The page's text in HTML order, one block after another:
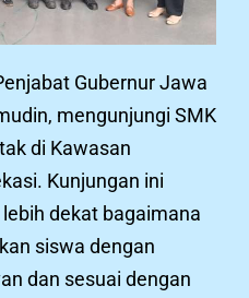
Gubernur Jawa
mengunjungi SMK
di Kawasan
Kunjungan ini
dekat bagaimana
siswa dengan
dan sesuai dengan